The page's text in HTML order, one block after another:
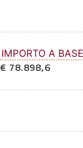
IMPORTO A
€ 78.898,6